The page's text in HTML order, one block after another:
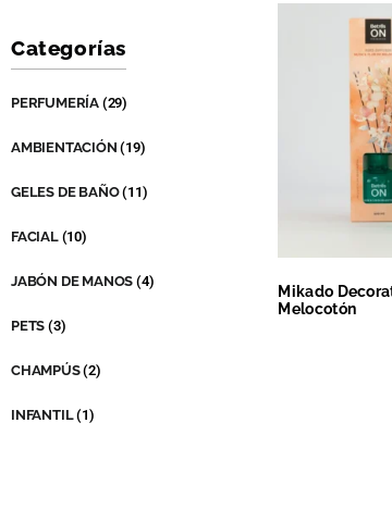
Categorías
PERFUMERÍA (29)
AMBIENTACIÓN(19)
GELES DE BAÑO(11)
FACIAL (10)
JABÓN DE MANOS (4)
PETS (3)
CHAMPÚS(2)
INFANTIL(1)
Mikado
Melocotón